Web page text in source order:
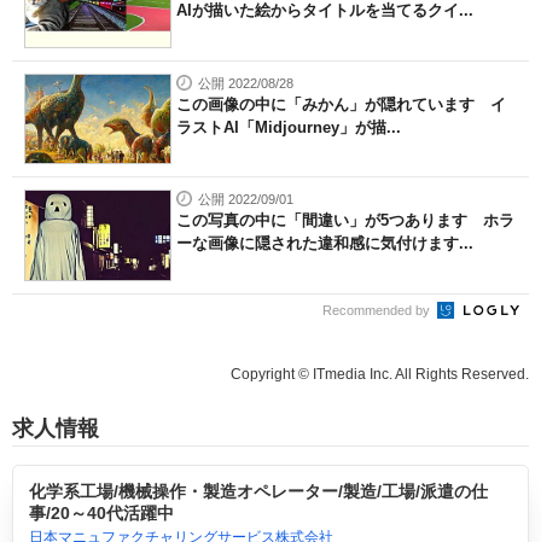
AIが描いた絵からタイトルを当てるクイ...
公開 2022/08/28
この画像の中に「みかん」が隠れています イ
ラストAI「Midjourney」が描...
公開 2022/09/01
この写真の中に「間違い」が5つあります ホラ
ーな画像に隠された違和感に気付けます...
Recommended by
Copyright © ITmedia Inc. All Rights Reserved.
求人情報
化学系工場/機械操作・製造オペレーター/製造/工場/派遣の仕
事/20～40代活躍中
日本マニュファクチャリングサービス株式会社